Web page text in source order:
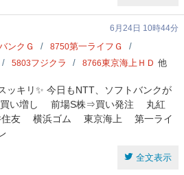
6月24日 10時44分
ンクＧ 8750第一ライフＧ
5803フジクラ 8766東京海上ＨＤ 他
ッキリ✨ 今日もNTT、ソフトバンクが
買い増し 前場S株⇒買い発注 丸紅
友 横浜ゴム 東京海上 第一ライ
全文表示